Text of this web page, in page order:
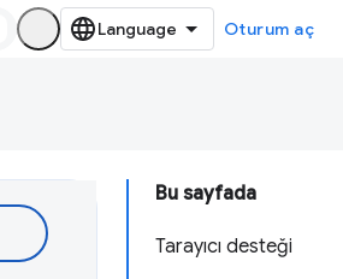
Oturum aç
Bu sayfada
Tarayıcı desteği